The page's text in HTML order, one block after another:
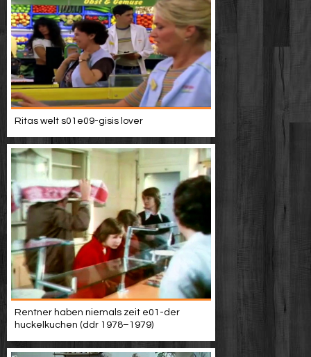
Ritas welt s01e09-gisis lover
Rentner haben niemals zeit e01-der
huckelkuchen (ddr 1978–1979)